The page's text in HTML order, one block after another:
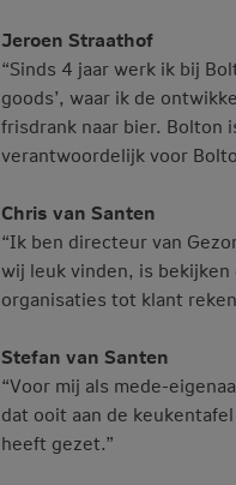
Jeroen Straathof
“Sinds 4 jaar werk ik bij
goods’, waar ik de
frisdrank naar bier. Bolton
verantwoordelijk voor
Chris van Santen
“Ik ben directeur van
wij leuk vinden, is
organisaties tot klant
Stefan van Santen
“Voor mij als mede-
dat ooit aan de
heeft gezet.”